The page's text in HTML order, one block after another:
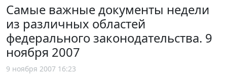
Самые важные документы недели
из различных областей
федерального законодательства. 9
ноября 2007
9 ноября 2007 16:23